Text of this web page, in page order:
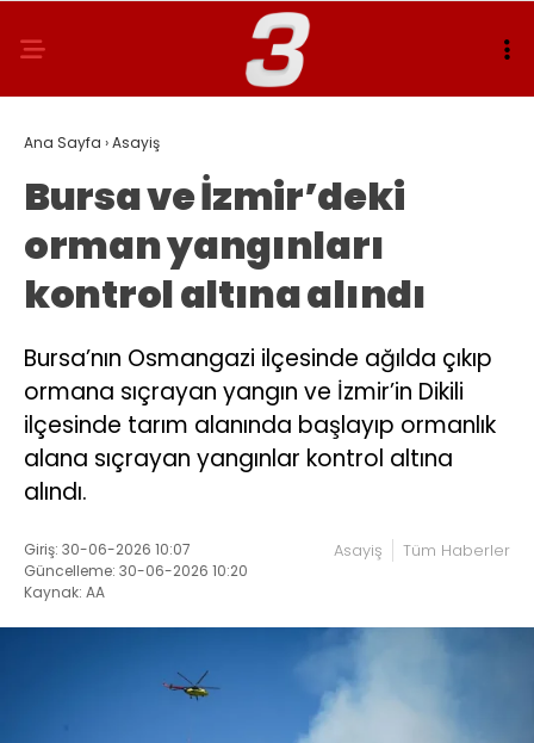
Ana Sayfa ›Asayiş
Bursa ve İzmir’deki
orman yangınları
kontrol altına alındı
Bursa’nın Osmangazi ilçesinde ağılda çıkıp
ormana sıçrayan yangın ve İzmir’in Dikili
ilçesinde tarım alanında başlayıp ormanlık
alana sıçrayan yangınlar kontrol altına
alındı.
Giriş: 30-06-2026 10:07
Güncelleme: 30-06-2026 10:20
Kaynak: AA
Asayiş Tüm Haberler